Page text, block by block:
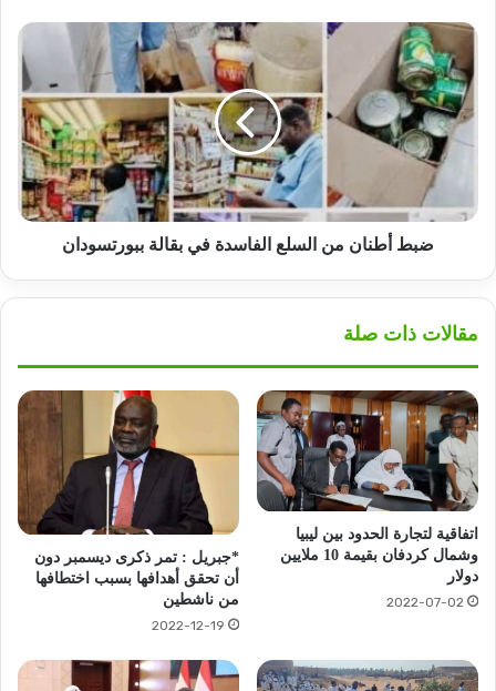
ضبط
أطنان
من
السلع
الفاسدة
في
ببورتسودان
ضبط أطنان من السلع الفاسدة في بقالة ببورتسودان
مقالات ذات صلة
اتفاقية لتجارة الحدود بين ليبيا
وشمال كردفان بقيمة 10 ملايين
دولار
2022-07-02
*جبريل : تمر ذكرى ديسمبر دون
أن تحقق أهدافها بسبب اختطافها
من ناشطين
2022-12-19